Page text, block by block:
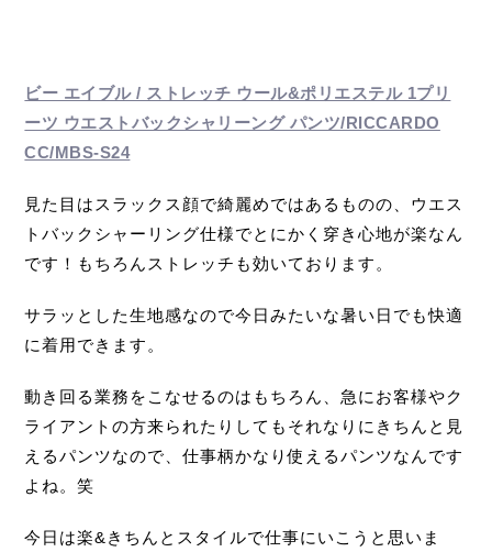
ビー エイブル / ストレッチ ウール&ポリエステル 1プリ
ーツ ウエストバックシャリーング パンツ/RICCARDO
CC/MBS-S24
見た目はスラックス顔で綺麗めではあるものの、ウエス
トバックシャーリング仕様でとにかく穿き心地が楽なん
です！もちろんストレッチも効いております。
サラッとした生地感なので今日みたいな暑い日でも快適
に着用できます。
動き回る業務をこなせるのはもちろん、急にお客様やク
ライアントの方来られたりしてもそれなりにきちんと見
えるパンツなので、仕事柄かなり使えるパンツなんです
よね。笑
今日は楽&きちんとスタイルで仕事にいこうと思いま